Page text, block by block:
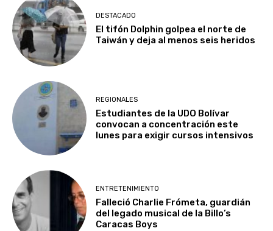
DESTACADO
El tifón Dolphin golpea el norte de
Taiwán y deja al menos seis heridos
REGIONALES
Estudiantes de la UDO Bolívar
convocan a concentración este
lunes para exigir cursos intensivos
ENTRETENIMIENTO
Falleció Charlie Frómeta, guardián
del legado musical de la Billo’s
Caracas Boys